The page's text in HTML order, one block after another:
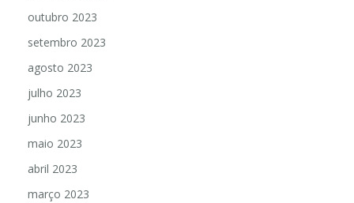
outubro 2023
setembro 2023
agosto 2023
julho 2023
junho 2023
maio 2023
abril 2023
março 2023